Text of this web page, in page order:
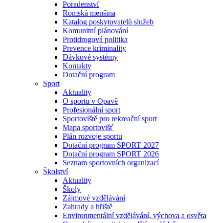
Poradenství
Romská menšina
Katalog poskytovatelů služeb
Komunitní plánování
Protidrogová politika
Prevence kriminality
Dávkové systémy
Kontakty
Dotační program
Sport
Aktuality
O sportu v Opavě
Profesionální sport
Sportoviště pro rekreační sport
Mapa sportovišť
Plán rozvoje sportu
Dotační program SPORT 2027
Dotační program SPORT 2026
Seznam sportovních organizací
Školství
Aktuality
Školy
Zájmové vzdělávání
Zahrady a hřiště
Environmentální vzdělávání, výchova a osvěta